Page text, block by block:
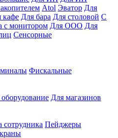
Atol Эватор Для
кафе Для бара Для столовой С
с монитором Для ООО Для
Сенсорные
Фискальные
Для магазинов
Пейджеры